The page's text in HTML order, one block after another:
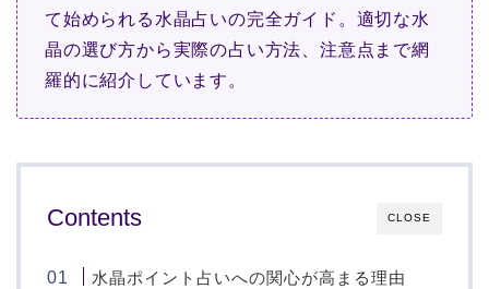
て始められる水晶占いの完全ガイド。適切な水
晶の選び方から実際の占い方法、注意点まで網
羅的に紹介しています。
CLOSE
Contents
水晶ポイント占いへの関心が高まる理由